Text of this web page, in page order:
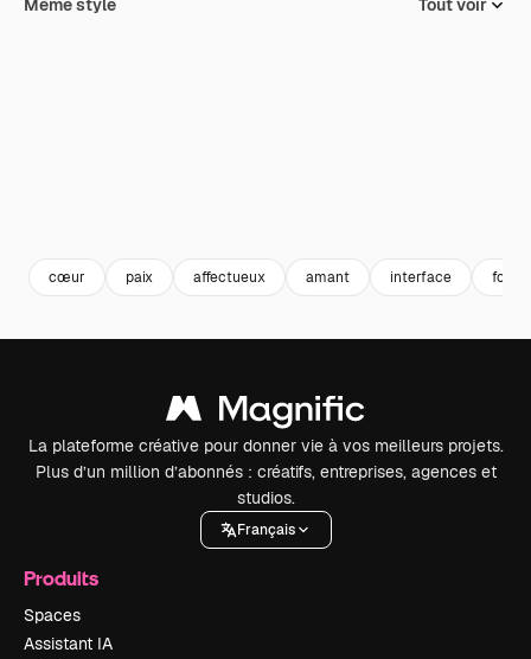
Même style Tout voir
cœur paix affectueux amant interface
La plateforme créative pour donner vie à vos meilleurs projets.
Plus d’un million d’abonnés : créatifs, entreprises, agences et
studios.
Français
Produits
Spaces
Assistant IA